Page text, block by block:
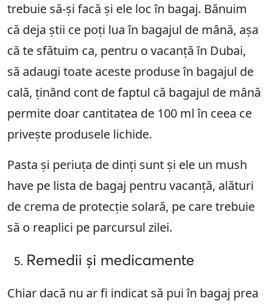
trebuie să-și facă și ele loc în bagaj. Bănuim
că deja știi ce poți lua în bagajul de mână, așa
că te sfătuim ca, pentru o vacanță în Dubai,
să adaugi toate aceste produse în bagajul de
cală, ținând cont de faptul că bagajul de mână
permite doar cantitatea de 100 ml în ceea ce
privește produsele lichide.
Pasta și periuța de dinți sunt și ele un mush
have pe lista de bagaj pentru vacanță, alături
de crema de protecție solară, pe care trebuie
să o reaplici pe parcursul zilei.
Remedii și medicamente
Chiar dacă nu ar fi indicat să pui în bagaj prea